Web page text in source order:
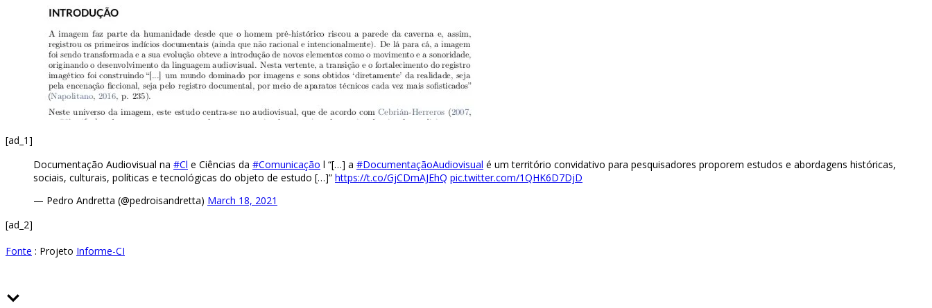
[ad_1]
Documentação Audiovisual na #Cl e Ciências da #Comunicação l “[…] a #DocumentaçãoAudiovisual é um território convidativo para pesquisadores proporem estudos e abordagens históricas,
sociais, culturais, políticas e tecnológicas do objeto de estudo […]” https://t.co/GjCDmAJEhQ pic.twitter.com/1QHK6D7DjD
— Pedro Andretta (@pedroisandretta) March 18, 2021
[ad_2]
Fonte : Projeto Informe-CI